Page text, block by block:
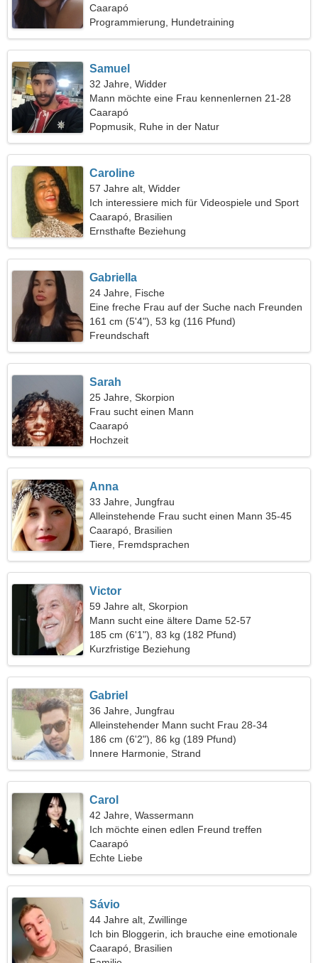
Caarapó
Programmierung, Hundetraining
Samuel
32 Jahre, Widder
Mann möchte eine Frau kennenlernen 21-28
Caarapó
Popmusik, Ruhe in der Natur
Caroline
57 Jahre alt, Widder
Ich interessiere mich für Videospiele und Sport
Caarapó, Brasilien
Ernsthafte Beziehung
Gabriella
24 Jahre, Fische
Eine freche Frau auf der Suche nach Freunden
161 cm (5'4"), 53 kg (116 Pfund)
Freundschaft
Sarah
25 Jahre, Skorpion
Frau sucht einen Mann
Caarapó
Hochzeit
Anna
33 Jahre, Jungfrau
Alleinstehende Frau sucht einen Mann 35-45
Caarapó, Brasilien
Tiere, Fremdsprachen
Victor
59 Jahre alt, Skorpion
Mann sucht eine ältere Dame 52-57
185 cm (6'1"), 83 kg (182 Pfund)
Kurzfristige Beziehung
Gabriel
36 Jahre, Jungfrau
Alleinstehender Mann sucht Frau 28-34
186 cm (6'2"), 86 kg (189 Pfund)
Innere Harmonie, Strand
Carol
42 Jahre, Wassermann
Ich möchte einen edlen Freund treffen
Caarapó
Echte Liebe
Sávio
44 Jahre alt, Zwillinge
Ich bin Bloggerin, ich brauche eine emotionale
Frau
Caarapó, Brasilien